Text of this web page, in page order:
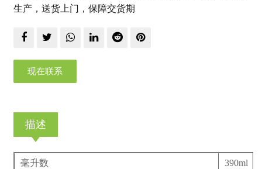
生产，送货上门，保障交货期
现在联系
描述
毫升数 390ml